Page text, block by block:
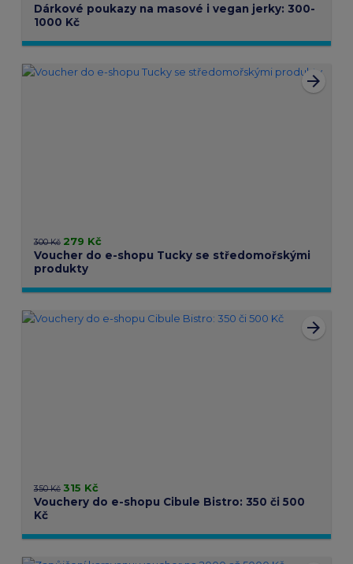
Dárkové poukazy na masové i vegan jerky: 300-
1000 Kč
arrow_forward
300 Kč 279 Kč
Voucher do e-shopu Tucky se středomořskými
produkty
arrow_forward
350 Kč 315 Kč
Vouchery do e-shopu Cibule Bistro: 350 či 500
Kč